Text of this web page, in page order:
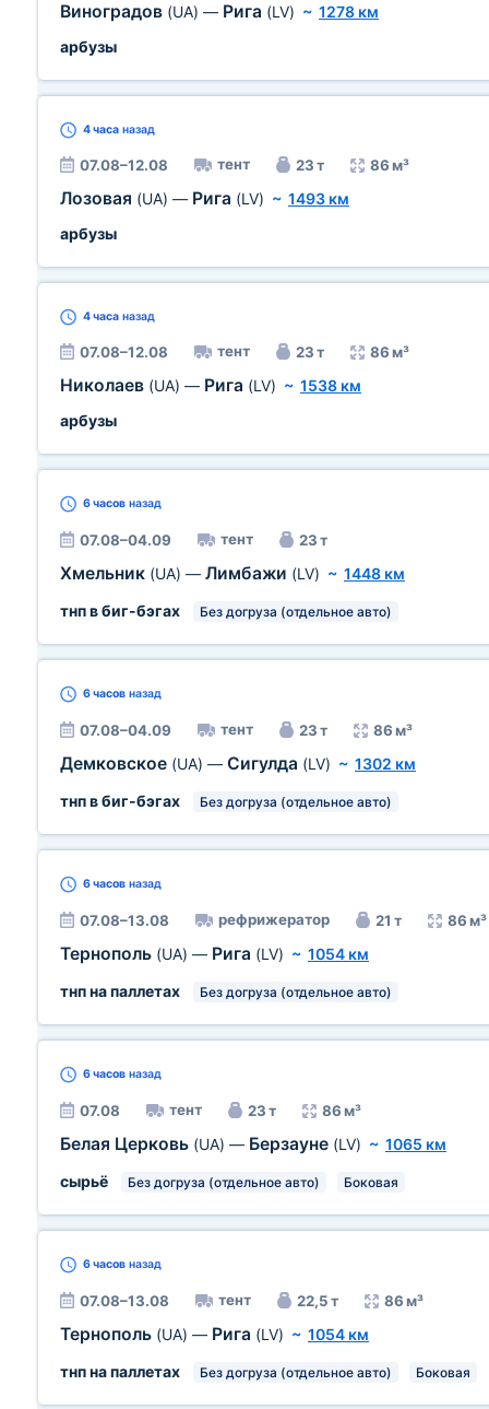
Виноградов (UA) — Рига (LV) ~ 1278 км
арбузы
4 часа назад
07.08–12.08 тент 23 т 86 м³
Лозовая (UA) — Рига (LV) ~ 1493 км
арбузы
4 часа назад
07.08–12.08 тент 23 т 86 м³
Николаев (UA) — Рига (LV) ~ 1538 км
арбузы
6 часов назад
07.08–04.09 тент 23 т
Хмельник (UA) — Лимбажи (LV) ~ 1448 км
тнп в биг-бэгах
Без догруза (отдельное авто)
6 часов назад
07.08–04.09 тент 23 т 86 м³
Демковское (UA) — Сигулда (LV) ~ 1302 км
тнп в биг-бэгах
Без догруза (отдельное авто)
6 часов назад
07.08–13.08 рефрижератор 21 т 86 м³
Тернополь (UA) — Рига (LV) ~ 1054 км
тнп на паллетах
Без догруза (отдельное авто)
6 часов назад
07.08 тент 23 т 86 м³
Белая Церковь (UA) — Берзауне (LV) ~ 1065 км
сырьё
Без догруза (отдельное авто) Боковая
6 часов назад
07.08–13.08 тент 22,5 т 86 м³
Тернополь (UA) — Рига (LV) ~ 1054 км
тнп на паллетах
Без догруза (отдельное авто) Боковая